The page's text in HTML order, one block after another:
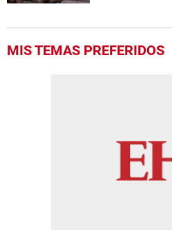
MIS TEMAS PREFERIDOS